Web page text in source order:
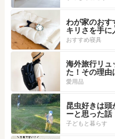
わが家のおす
キリさを手に
おすすめ寝具
海外旅行リュ
た！その理由
愛用品
昆虫好きは頭
ーと思った話
子どもと暮らす